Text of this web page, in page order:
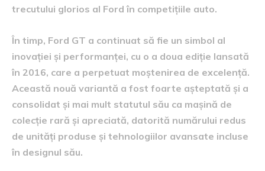
trecutului glorios al Ford în competițiile auto.
În timp, Ford GT a continuat să fie un simbol al
inovației și performanței, cu o a doua ediție lansată
în 2016, care a perpetuat moștenirea de excelență.
Această nouă variantă a fost foarte așteptată și a
consolidat și mai mult statutul său ca mașină de
colecție rară și apreciată, datorită numărului redus
de unități produse și tehnologiilor avansate incluse
în designul său.